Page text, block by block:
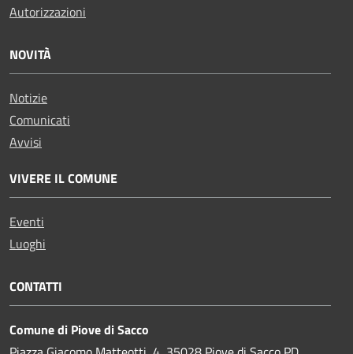
Autorizzazioni
NOVITÀ
Notizie
Comunicati
Avvisi
VIVERE IL COMUNE
Eventi
Luoghi
CONTATTI
Comune di Piove di Sacco